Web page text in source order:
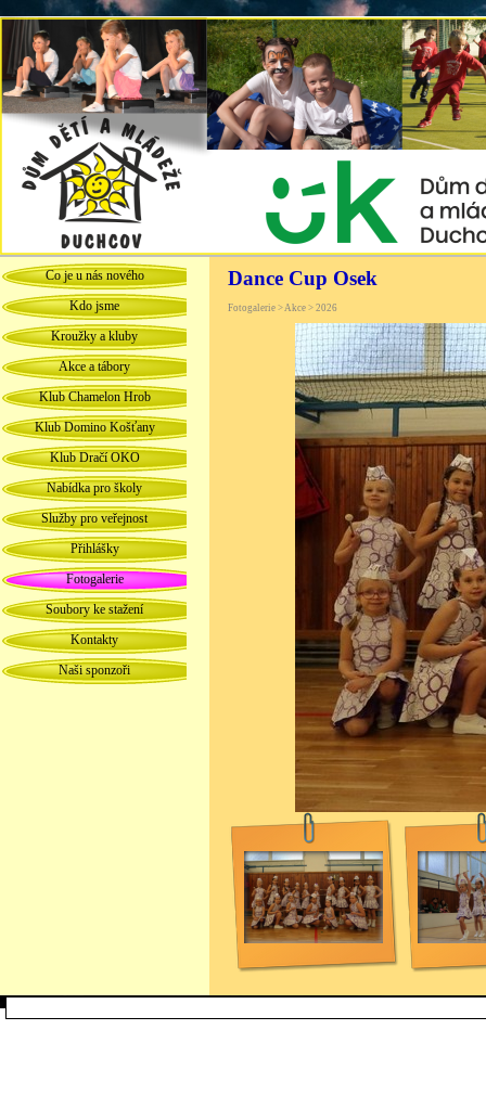
Co je u nás nového
Kdo jsme
Kroužky a kluby
Akce a tábory
Klub Chamelon Hrob
Klub Domino Košťany
Klub Dračí OKO
Nabídka pro školy
Služby pro veřejnost
Přihlášky
Fotogalerie
Soubory ke stažení
Kontakty
Naši sponzoři
Dance Cup Osek
Fotogalerie > Akce > 2026